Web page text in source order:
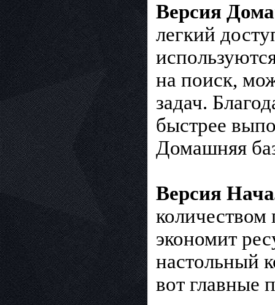
Версия
легкий
на поиск,
задач.
быстрее
Домашняя
Версия
экономит
настольный
вот главные